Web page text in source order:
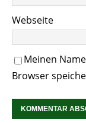
Webseite
Meinen
Browser